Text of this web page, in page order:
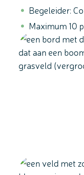
Begeleider:
Maximum 10